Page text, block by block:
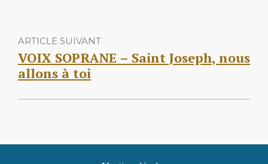
ARTICLE SUIVANT
VOIX SOPRANE – Saint Joseph, nous
allons à toi